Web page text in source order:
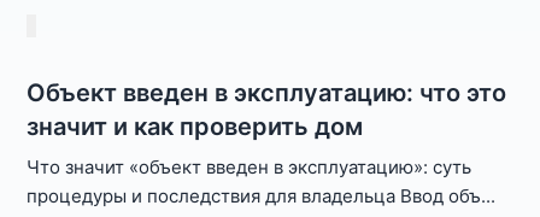
Объект введен в эксплуатацию: что это
значит и как проверить дом
Что значит «объект введен в эксплуатацию»: суть
процедуры и последствия для владельца Ввод объ...